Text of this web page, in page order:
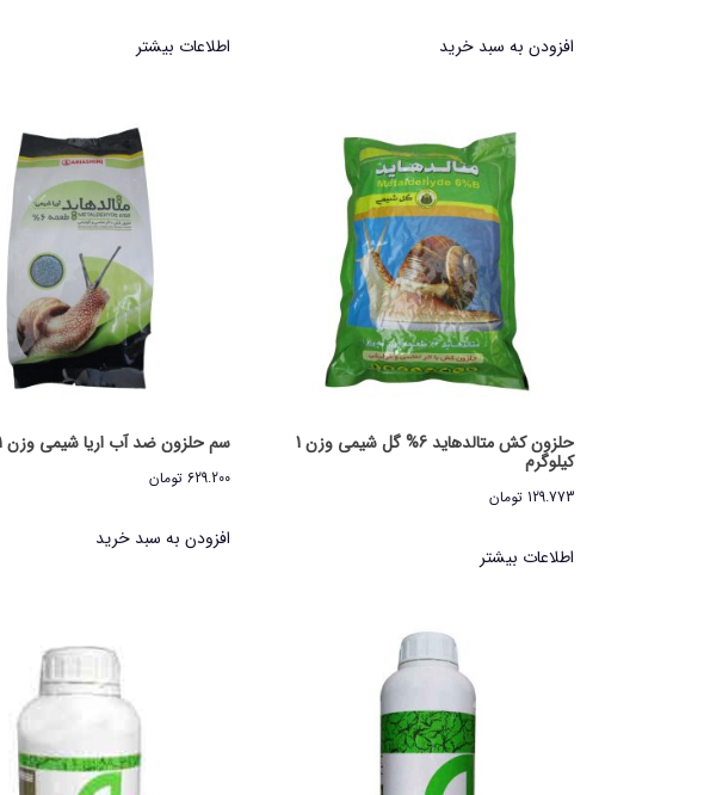
افزودن به سبد خرید اطلاعات بیشتر
حلزون کش متالدهاید 6% گل شیمی وزن 1
کیلوگرم
129.773 تومان
اطلاعات بیشتر
سم حلزون ضد آب اریا شیمی وزن 1 کیلوگرم
629.200 تومان
افزودن به سبد خرید